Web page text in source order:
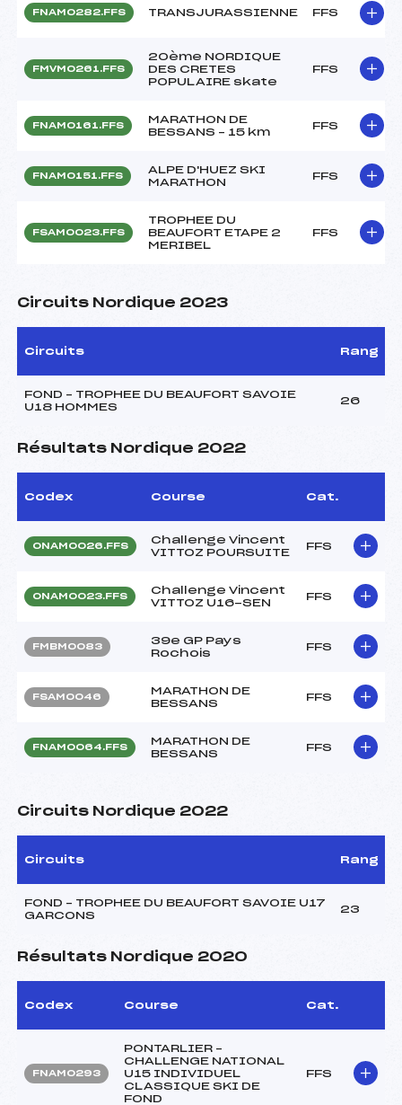
FNAM0282.FFS TRANSJURASSIENNE FFS
FMVM0261.FFS
20ème NORDIQUE
DES CRETES
POPULAIRE skate
FFS
FNAM0161.FFS
MARATHON DE
BESSANS – 15 km
FFS
FNAM0151.FFS
ALPE D'HUEZ SKI
MARATHON
FFS
FSAM0023.FFS
TROPHEE DU
BEAUFORT ETAPE 2
MERIBEL
FFS
Circuits Nordique 2023
Circuits Rang
FOND – TROPHEE DU BEAUFORT SAVOIE
U18 HOMMES
26
Résultats Nordique 2022
Codex Course Cat.
ONAM0026.FFS
Challenge Vincent
VITTOZ POURSUITE
FFS
ONAM0023.FFS
Challenge Vincent
VITTOZ U16-SEN
FFS
FMBM0083
39e GP Pays
Rochois
FFS
FSAM0046
MARATHON DE
BESSANS
FFS
FNAM0064.FFS
MARATHON DE
BESSANS
FFS
Circuits Nordique 2022
Circuits Rang
FOND – TROPHEE DU BEAUFORT SAVOIE U17
GARCONS
23
Résultats Nordique 2020
Codex Course Cat.
FNAM0293
PONTARLIER –
CHALLENGE NATIONAL
U15 INDIVIDUEL
CLASSIQUE SKI DE
FOND
FFS